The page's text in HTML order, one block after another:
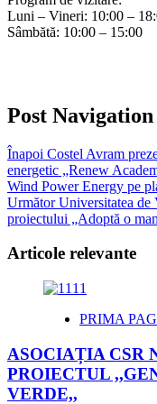
Luni – Vineri: 10:00 –
Sâmbătă: 10:00 – 15:00
Post Navigation
Înapoi Costel Avram
energetic „Renew
Wind Power Energy pe
UrmătorUniversitatea de
proiectului „Adoptă o
Articole relevante
PRIMA
ASOCIAȚIA CSR
PROIECTUL
VERDE,,